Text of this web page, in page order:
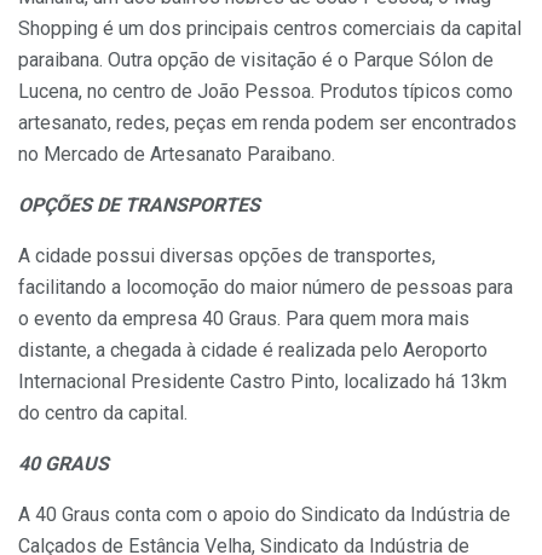
Shopping é um dos principais centros comerciais da capital
paraibana. Outra opção de visitação é o Parque Sólon de
Lucena, no centro de João Pessoa. Produtos típicos como
artesanato, redes, peças em renda podem ser encontrados
no Mercado de Artesanato Paraibano.
OPÇÕES DE TRANSPORTES
A cidade possui diversas opções de transportes,
facilitando a locomoção do maior número de pessoas para
o evento da empresa 40 Graus. Para quem mora mais
distante, a chegada à cidade é realizada pelo Aeroporto
Internacional Presidente Castro Pinto, localizado há 13km
do centro da capital.
40 GRAUS
A 40 Graus conta com o apoio do Sindicato da Indústria de
Calçados de Estância Velha, Sindicato da Indústria de